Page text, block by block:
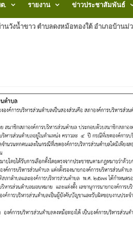
. รายงาน ข่าวประชาสัมพันธ์
นวังน้ำขาว ตำบลดงหม้อทองใต้ อำเภอบ้า